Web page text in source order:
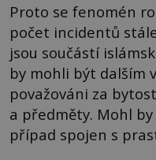
Proto se fenomén
počet incidentů
jsou součástí
by mohli být dalším
považováni za
a předměty. Mohl
případ spojen s